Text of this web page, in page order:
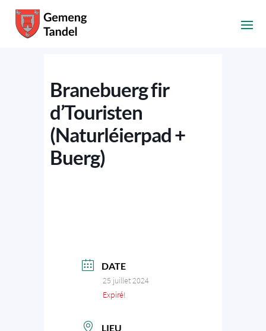
Branebuerg fir
d’Touristen
(Naturléierpad +
Buerg)
DATE
25 juillet 2024
Expiré!
LIEU